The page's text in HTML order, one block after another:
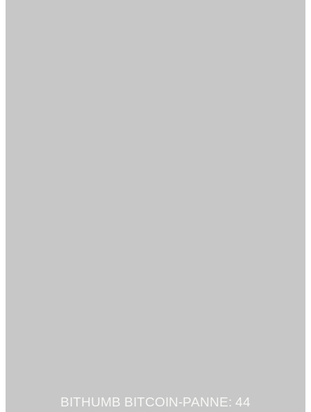
BITHUMB BITCOIN-PANNE: 44